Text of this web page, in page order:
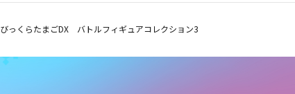
びっくらたまごDX バトルフィギュアコレクション3